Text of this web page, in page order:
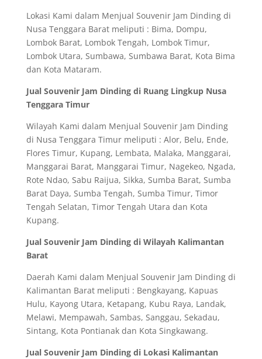
Lokasi Kami dalam Menjual Souvenir Jam Dinding di
Nusa Tenggara Barat meliputi : Bima, Dompu,
Lombok Barat, Lombok Tengah, Lombok Timur,
Lombok Utara, Sumbawa, Sumbawa Barat, Kota Bima
dan Kota Mataram.
Jual Souvenir Jam Dinding di Ruang Lingkup Nusa
Tenggara Timur
Wilayah Kami dalam Menjual Souvenir Jam Dinding
di Nusa Tenggara Timur meliputi : Alor, Belu, Ende,
Flores Timur, Kupang, Lembata, Malaka, Manggarai,
Manggarai Barat, Manggarai Timur, Nagekeo, Ngada,
Rote Ndao, Sabu Raijua, Sikka, Sumba Barat, Sumba
Barat Daya, Sumba Tengah, Sumba Timur, Timor
Tengah Selatan, Timor Tengah Utara dan Kota
Kupang.
Jual Souvenir Jam Dinding di Wilayah Kalimantan
Barat
Daerah Kami dalam Menjual Souvenir Jam Dinding di
Kalimantan Barat meliputi : Bengkayang, Kapuas
Hulu, Kayong Utara, Ketapang, Kubu Raya, Landak,
Melawi, Mempawah, Sambas, Sanggau, Sekadau,
Sintang, Kota Pontianak dan Kota Singkawang.
Jual Souvenir Jam Dinding di Lokasi Kalimantan